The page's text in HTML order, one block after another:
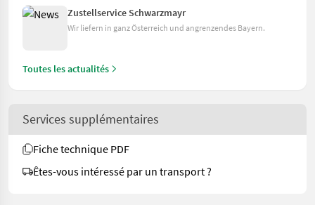
Zustellservice Schwarzmayr
Wir liefern in ganz Österreich und angrenzendes Bayern.
Toutes les actualités
Services supplémentaires
Fiche technique PDF
Êtes-vous intéressé par un transport ?